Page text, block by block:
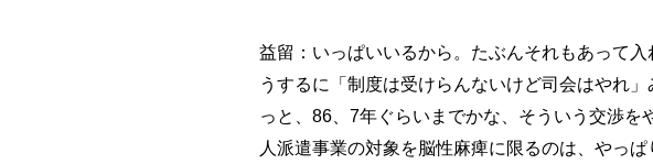
益留：いっぱいいるから。たぶんそれもあって
うするに「制度は受けらんないけど司会はやれ
っと、86、7年ぐらいまでかな、そういう交渉
人派遣事業の対象を脳性麻痺に限るのは、やっ